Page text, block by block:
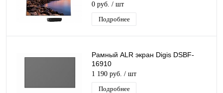
0 руб. / шт
Подробнее
Рамный ALR экран Digis DSBF-
16910
1 190 руб. / шт
Подробнее